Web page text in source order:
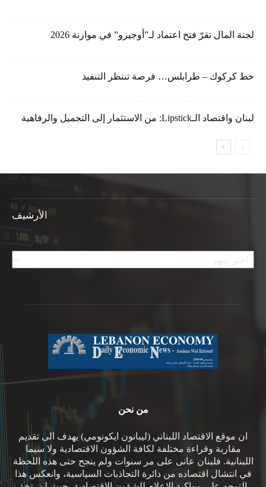
لجنة المال تقرّ فتح اعتماد لـ”أوجيرو” في موازنة 2026
خط كركوك – طرابلس… فرصة تنتظر التنفيذ
لبنان واقتصاد الـLipstick: من الاستثمار إلى التجميل والرفاهية
الأرشيف
الأرشيف
من نحن
ان موقع الاقتصاد اللبناني (ليبانون ايكونومي) يهدف الى تقديم
مقاربة وقراءة مختلفة لكافة الشؤون الاقتصادية ولا سيما
اللبنانية. فلبنان عانى على مر سنوات ولم ينجح حتى هذه اللحظة
في انتشال اقتصاده من دائرة التجاذبات السياسية، وانعكس هذا